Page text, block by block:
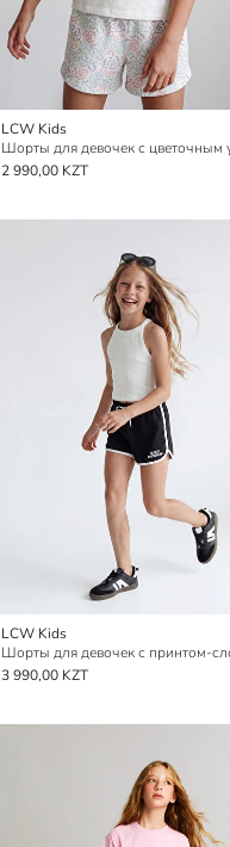
LCW Kids
Шорты для девочек с цветочным
2 990,00 KZT
LCW Kids
Шорты для девочек с принтом-
3 990,00 KZT